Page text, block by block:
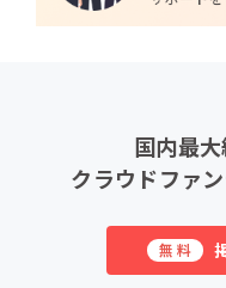
国内最
クラウドファ
無料